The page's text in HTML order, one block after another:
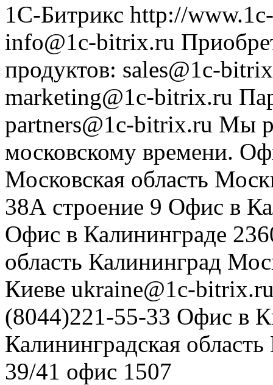
1С-Битрикс http://
info@1c-bitrix.ru
продуктов: sales@1c-
marketing@1c-bitrix.ru
partners@1c-bitrix.ru Мы
московскому времени.
Московская область
38А строение 9 Офис в
Офис в Калининграде
область Калининград
Киеве ukraine@1c-
(8044)221-55-33 Офис в
Калининградская область
39/41 офис 1507